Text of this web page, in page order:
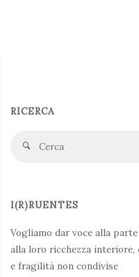
RICERCA
Cerca
I(R)RUENTES
Vogliamo dar voce alla
alla loro ricchezza interiore,
e fragilità non condivise